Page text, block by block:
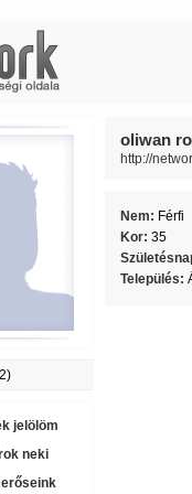
jelölöm
neki
oliwan
http://
Nem: Férfi
Kor: 35
Település: